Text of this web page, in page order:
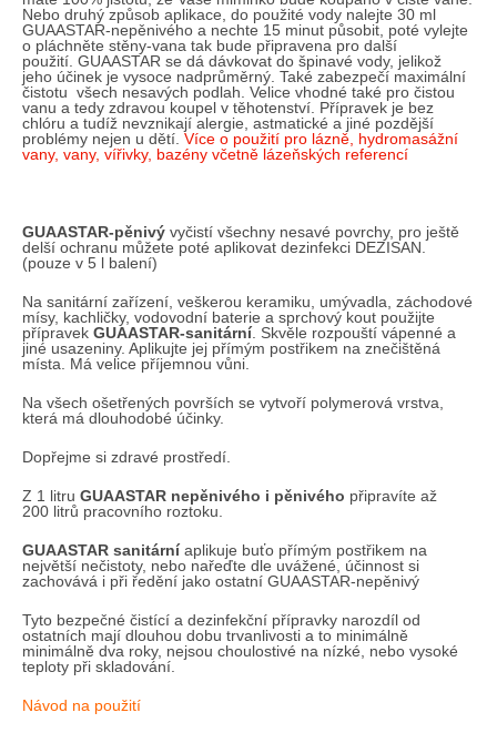
Nebo druhý způsob aplikace, do použité vody nalejte 30 ml
GUAASTAR-nepěnivého a nechte 15 minut působit, poté vylejte
o pláchněte stěny-vana tak bude připravena pro další
použití. GUAASTAR se dá dávkovat do špinavé vody, jelikož
jeho účinek je vysoce nadprůměrný. Také zabez­pečí maximální
čistotu všech nesavých podlah. Velice vhodné také pro čistou
vanu a tedy zdravou koupel v těhotenství. Přípravek je bez
chlóru a tudíž nevznikají alergie, astmatické a jiné pozdější
problémy nejen u dětí. Více o použití pro lázně, hydromasážní
vany, vany, vířivky, bazény včetně lázeňských referencí
GUAASTAR-pěnivý vyčistí všechny nesavé povrchy, pro ještě
delší ochranu můžete poté aplikovat dezinfekci DEZISAN.
(pouze v 5 l balení)
Na sanitární zařízení, veškerou keramiku, umývadla, záchodové
mísy, kachličky, vodovodní baterie a sprchový kout použijte
přípravek GUAASTAR-sanitární. Skvěle rozpouští vápenné a
jiné usazeniny. Aplikujte jej přímým postřikem na znečištěná
místa. Má velice příjemnou vůni.
Na všech ošetřených površích se vytvoří polymerová vrstva,
která má dlouhodobé účinky.
Dopřejme si zdravé prostředí.
Z 1 litru GUAASTAR nepěnivého i pěnivého při­pravíte až
200 litrů pracovního roztoku.
GUAASTAR sanitárníaplikuje buťo přímým postřikem na
největší nečistoty, nebo nařeďte dle uvážené, účinnost si
zachovává i při ředění jako ostatní GUAASTAR-nepěnivý
Tyto bezpečné čistící a dezinfekční přípravky narozdíl od
ostatních mají dlouhou dobu trvanlivosti a to minimálně
minimálně dva roky, nejsou choulostivé na nízké, nebo vysoké
teploty při skladování.
Návod na použití